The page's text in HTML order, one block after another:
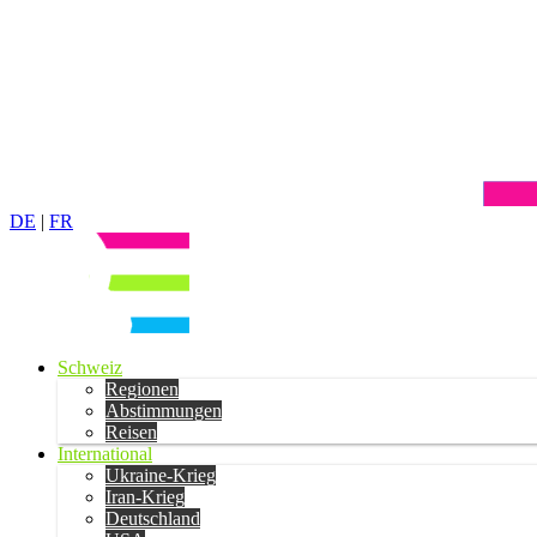
DE | FR
Schweiz
Regionen
Abstimmungen
Reisen
International
Ukraine-Krieg
Iran-Krieg
Deutschland